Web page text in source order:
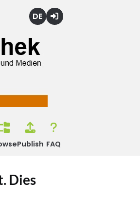
Publish FAQ
Dies